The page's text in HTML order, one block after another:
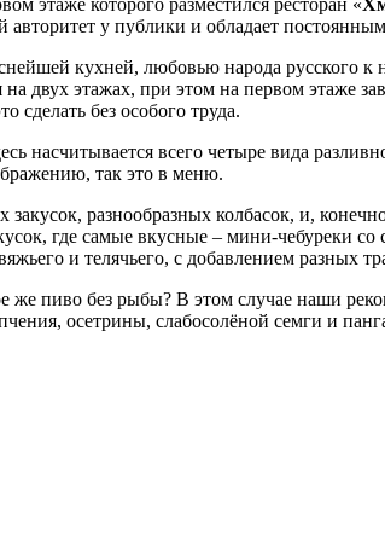
авторитет у публики и обладает
кухней, любовью народа русского к
этажах, при этом на первом этаже
без особого труда.
насчитывается всего четыре вида
так это в меню.
разнообразных колбасок, и,
где самые вкусные – мини-чебуреки
и телячьего, с добавлением разных
пиво без рыбы? В этом случае наши
осетрины, слабосолёной семги и